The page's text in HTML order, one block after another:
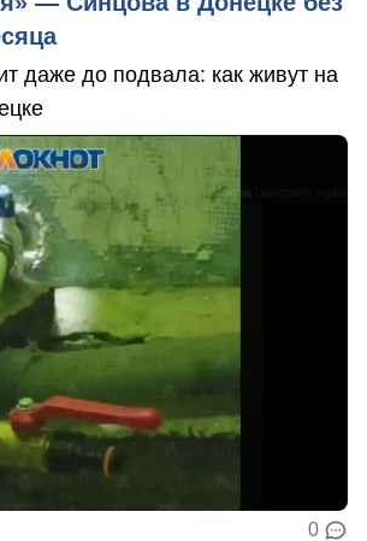
даже до подвала: как живут на
0